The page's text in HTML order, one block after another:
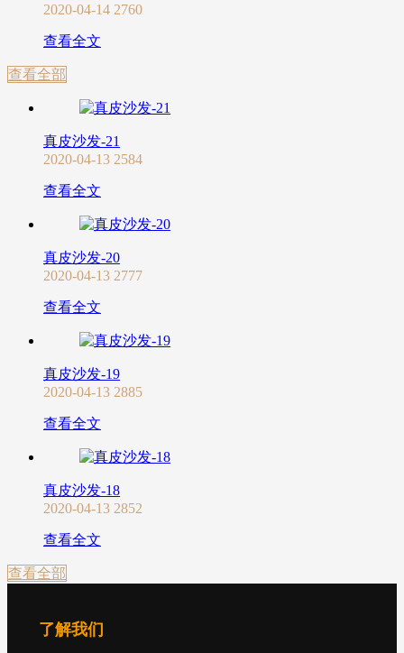
2020-04-14 2760
查看全文
查看全部
真皮沙发-21
2020-04-13 2584
查看全文
真皮沙发-20
2020-04-13 2777
查看全文
真皮沙发-19
2020-04-13 2885
查看全文
真皮沙发-18
2020-04-13 2852
查看全文
查看全部
了解我们